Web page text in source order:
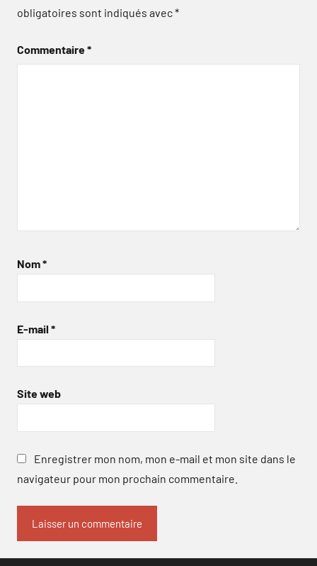
obligatoires sont indiqués avec*
Commentaire*
Nom*
E-mail *
Site web
Enregistrer mon nom, mon e-mail et mon site dans le
navigateur pour mon prochain commentaire.